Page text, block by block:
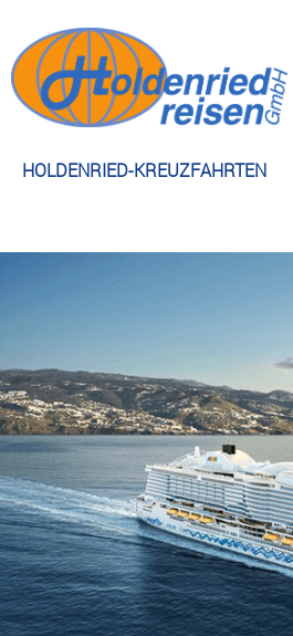
HOLDENRIED-KREUZFAHRTEN